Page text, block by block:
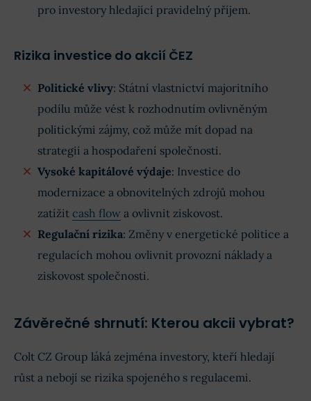
pro investory hledající pravidelný příjem.
Rizika investice do akcií ČEZ
Politické vlivy: Státní vlastnictví majoritního
podílu může vést k rozhodnutím ovlivněným
politickými zájmy, což může mít dopad na
strategii a hospodaření společnosti.
Vysoké kapitálové výdaje: Investice do
modernizace a obnovitelných zdrojů mohou
zatížit cash flow a ovlivnit ziskovost.
Regulační rizika: Změny v energetické politice a
regulacích mohou ovlivnit provozní náklady a
ziskovost společnosti.
Závěrečné shrnutí: Kterou akcii vybrat?
Colt CZ Group láká zejména investory, kteří hledají
růst a nebojí se rizika spojeného s regulacemi.